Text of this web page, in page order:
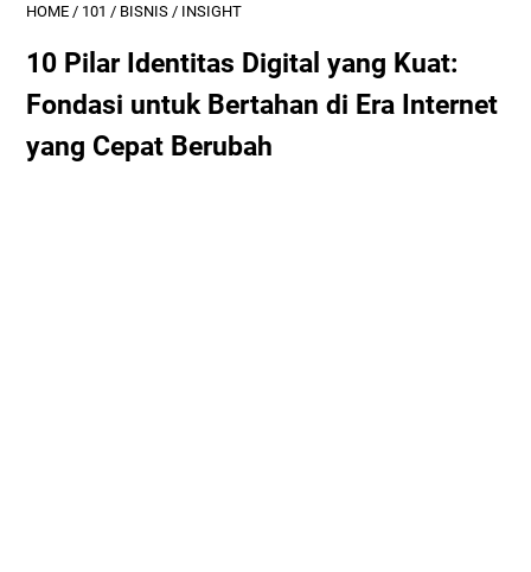
HOME / 101 / BISNIS / INSIGHT
10 Pilar Identitas Digital yang Kuat:
Fondasi untuk Bertahan di Era Internet
yang Cepat Berubah